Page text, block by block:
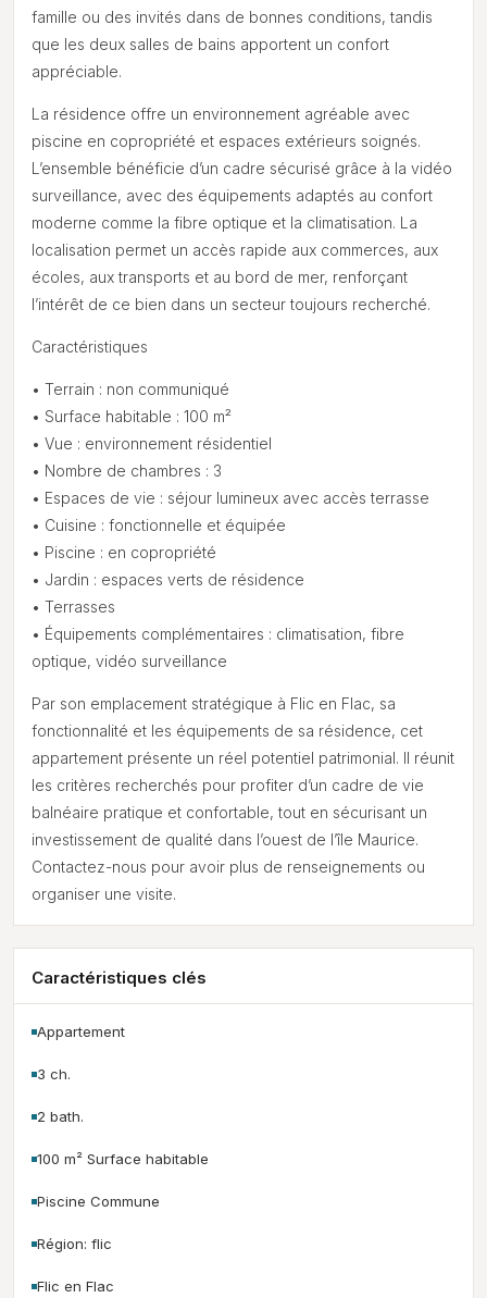
famille ou des invités dans de bonnes conditions, tandis
que les deux salles de bains apportent un confort
appréciable.
La résidence offre un environnement agréable avec
piscine en copropriété et espaces extérieurs soignés.
L’ensemble bénéficie d’un cadre sécurisé grâce à la vidéo
surveillance, avec des équipements adaptés au confort
moderne comme la fibre optique et la climatisation. La
localisation permet un accès rapide aux commerces, aux
écoles, aux transports et au bord de mer, renforçant
l’intérêt de ce bien dans un secteur toujours recherché.
Caractéristiques
• Terrain : non communiqué
• Surface habitable : 100 m²
• Vue : environnement résidentiel
• Nombre de chambres : 3
• Espaces de vie : séjour lumineux avec accès terrasse
• Cuisine : fonctionnelle et équipée
• Piscine : en copropriété
• Jardin : espaces verts de résidence
• Terrasses
• Équipements complémentaires : climatisation, fibre
optique, vidéo surveillance
Par son emplacement stratégique à Flic en Flac, sa
fonctionnalité et les équipements de sa résidence, cet
appartement présente un réel potentiel patrimonial. Il réunit
les critères recherchés pour profiter d’un cadre de vie
balnéaire pratique et confortable, tout en sécurisant un
investissement de qualité dans l’ouest de l’île Maurice.
Contactez-nous pour avoir plus de renseignements ou
organiser une visite.
Caractéristiques clés
Appartement
3 ch.
2 bath.
100 m² Surface habitable
Piscine Commune
Région: flic
Flic en Flac